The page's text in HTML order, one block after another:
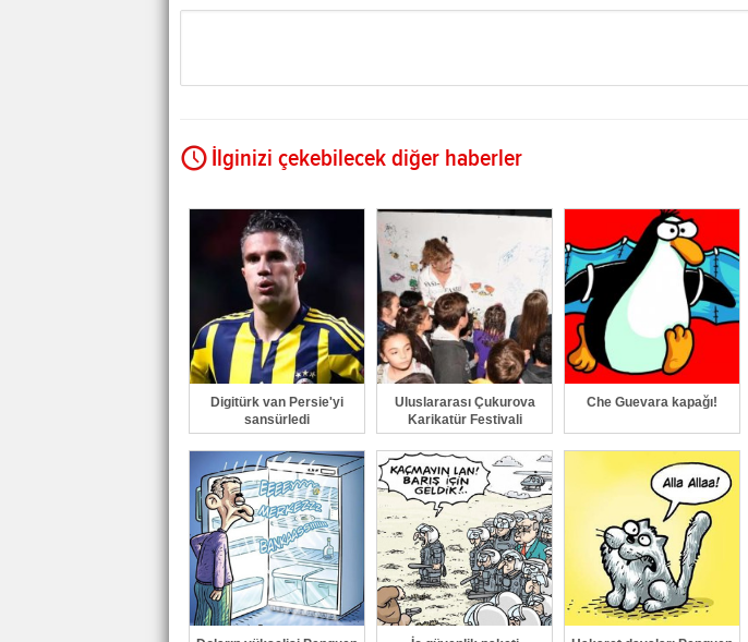
İlginizi çekebilecek diğer haberler
Digitürk van Persie'yi
sansürledi
Uluslararası Çukurova
Karikatür Festivali
Che Guevara kapağı!